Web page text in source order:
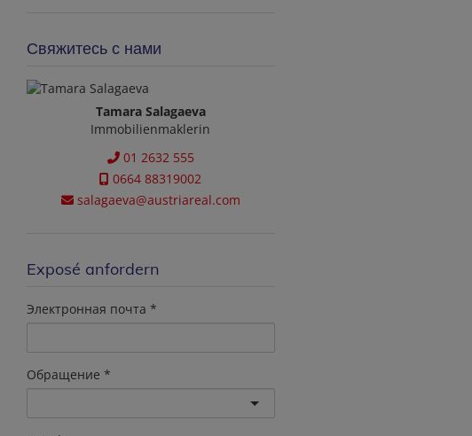
Свяжитесь с нами
Tamara Salagaeva
Immobilienmaklerin
01 2632 555
0664 88319002
salagaeva@austriareal.com
Exposé anfordern
Электронная почта
Обращение